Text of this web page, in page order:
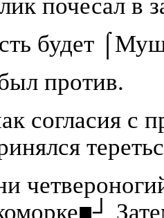
почесал в
будет
против.
согласия с